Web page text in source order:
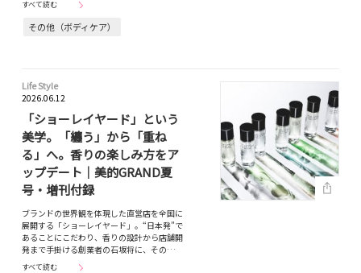
すべて読む
その他（ボディケア）
Life Style
2026.06.12
「ショーレイヤード」という
美学。「纏う」から「重ね
る」へ。香りの楽しみ方をア
ップデート｜美的GRAND夏
号・増刊付録
ブランドの世界観を体現した直営店を全国に
展開する「ショーレイヤード」。“日本発”で
あることにこだわり、香りの設計から店舗開
発まで手掛ける創業者の石坂将に、その…
すべて読む